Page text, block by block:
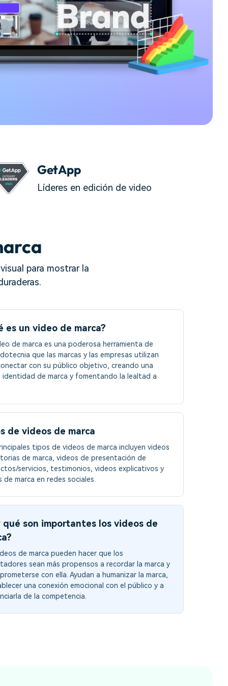
>
GetApp
Líderes en edición de video
para mostrar la
es un video de marca?
de marca es una poderosa herramienta de
que las marcas y las empresas utilizan
con su público objetivo, creando una
identidad de marca y fomentando la lealtad a
de videos de marca
tipos de videos de marca incluyen videos
de marca, videos de presentación de
servicios, testimonios, videos explicativos y
de marca en redes sociales.
qué son importantes los videos de
de marca pueden hacer que los
sean más propensos a recordar la marca y
con ella. Ayudan a humanizar la marca,
una conexión emocional con el público y a
de la competencia.